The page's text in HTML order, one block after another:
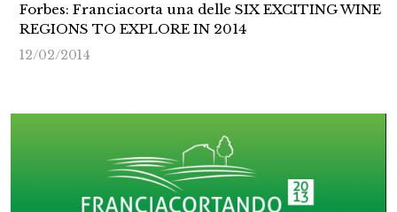
Forbes: Franciacorta una delle SIX EXCITING WINE
REGIONS TO EXPLORE IN 2014
12/02/2014